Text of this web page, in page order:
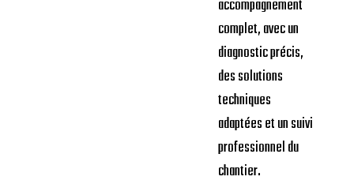
accompagnement
complet, avec un
diagnostic précis,
des solutions
techniques
adaptées et un suivi
professionnel du
chantier.